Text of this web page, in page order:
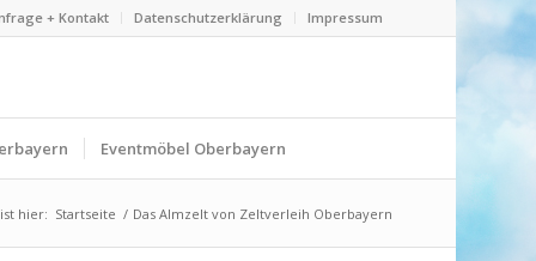
+ Kontakt Datenschutzerklärung Impressum
Eventmöbel Oberbayern
hier: Startseite / Das Almzelt von Zeltverleih Oberbayern